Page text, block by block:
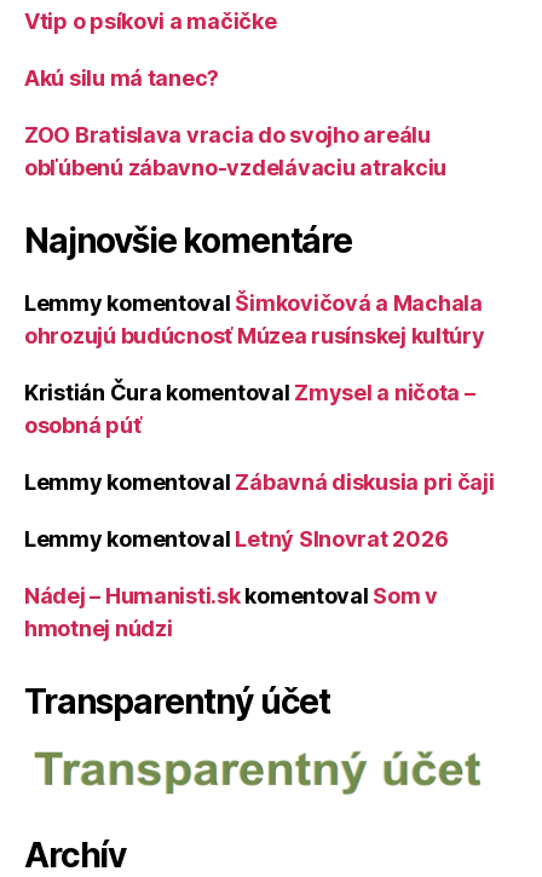
Vtip o psíkovi a mačičke
Akú silu má tanec?
ZOO Bratislava vracia do svojho areálu
obľúbenú zábavno-vzdelávaciu atrakciu
Najnovšie komentáre
Lemmy komentoval Šimkovičová a Machala
ohrozujú budúcnosť Múzea rusínskej kultúry
Kristián Čura komentoval Zmysel a ničota –
osobná púť
Lemmy komentoval Zábavná diskusia pri čaji
Lemmy komentoval Letný Slnovrat 2026
Nádej – Humanisti.skkomentoval Som v
hmotnej núdzi
Transparentný účet
Archív